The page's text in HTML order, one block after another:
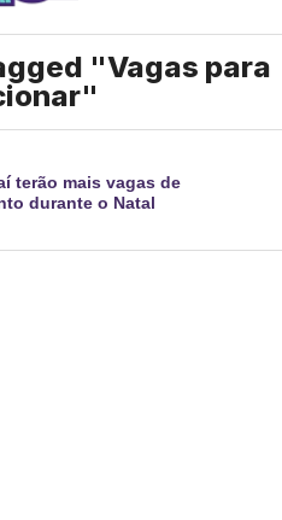
"Vagas para
terão mais vagas de
durante o Natal